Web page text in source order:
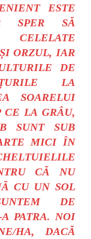
ESTE
SPER SĂ
ORZUL, IAR
DE
LA
SOARELUI
LA GRÂU,
SUNT SUB
MICI ÎN
CĂ NU
CU UN SOL
DE
PATRA. NOI
HA, DACĂ